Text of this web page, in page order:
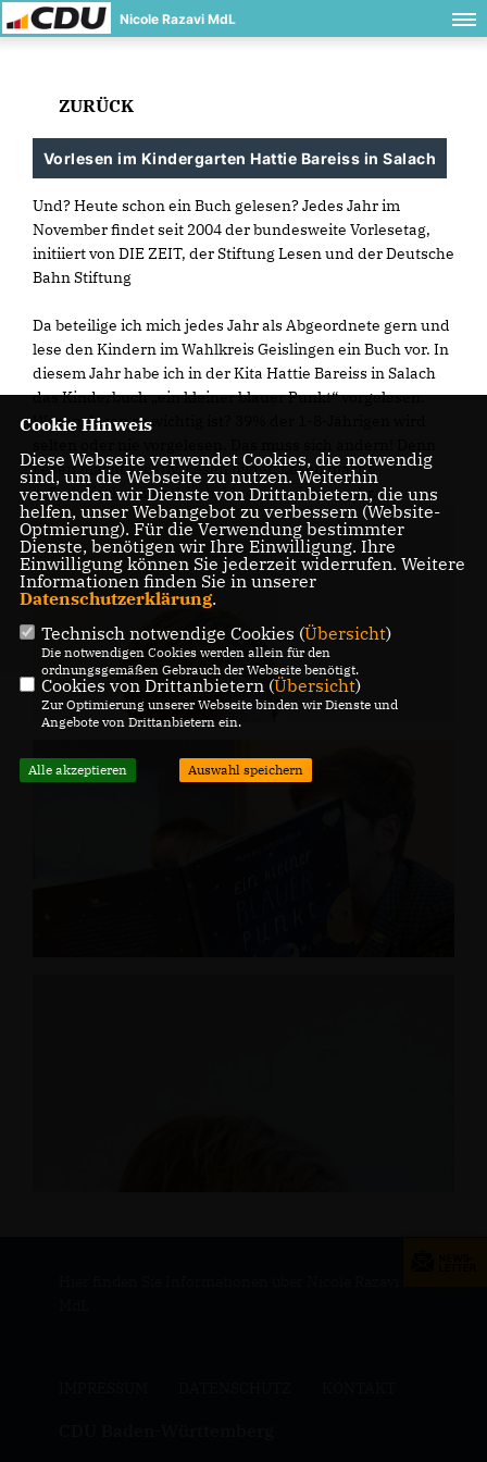
Nicole Razavi MdL
ZURÜCK
Vorlesen im Kindergarten Hattie Bareiss in Salach
Und? Heute schon ein Buch gelesen? Jedes Jahr im
November findet seit 2004 der bundesweite Vorlesetag,
initiiert von DIE ZEIT, der Stiftung Lesen und der Deutsche
Bahn Stiftung
Da beteilige ich mich jedes Jahr als Abgeordnete gern und
lese den Kindern im Wahlkreis Geislingen ein Buch vor. In
diesem Jahr habe ich in der Kita Hattie Bareiss in Salach
das Kinderbuch „ein kleiner blauer Punkt“ vorgelesen.
Warum lesen so wichtig ist? 39% der 1-8-Jährigen wird
Lesen macht kreativ, Lesen bildet, Lesen macht
erfinderisch, empathisch, klug und vieles mehr.
Cookie Hinweis
Diese Webseite verwendet Cookies, die notwendig
sind, um die Webseite zu nutzen. Weiterhin
verwenden wir Dienste von Drittanbietern, die uns
helfen, unser Webangebot zu verbessern (Website-
Optmierung). Für die Verwendung bestimmter
Dienste, benötigen wir Ihre Einwilligung. Ihre
Einwilligung können Sie jederzeit widerrufen. Weitere
Informationen finden Sie in unserer
Datenschutzerklärung.
Technisch notwendige Cookies (Übersicht)
Die notwendigen Cookies werden allein für den
ordnungsgemäßen Gebrauch der Webseite benötigt.
Cookies von Drittanbietern (Übersicht)
Zur Optimierung unserer Webseite binden wir Dienste und
Angebote von Drittanbietern ein.
Alle akzeptieren Auswahl speichern